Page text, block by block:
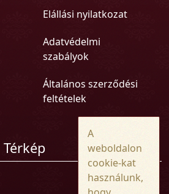
Elállási nyilatkozat
Adatvédelmi
szabályok
Általános szerződési
feltételek
Térkép
A
weboldalon
cookie-kat
használunk,